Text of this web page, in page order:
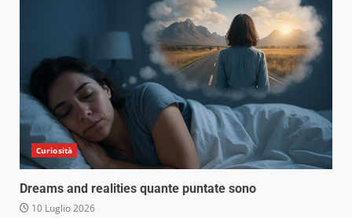
Curiosità
Dreams and realities quante puntate sono
10 Luglio 2026